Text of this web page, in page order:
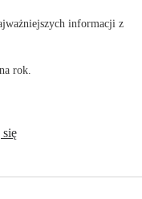
informacji z
rok.